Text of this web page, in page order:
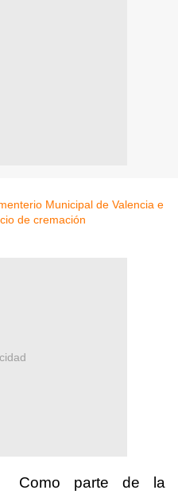
Como parte de la